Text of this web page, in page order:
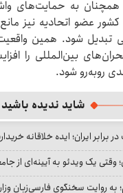
به حمایت‌های
ناظران، اختلافات داخلی میان ۲۷ کشور
تبدیل شود. همین
بین‌المللی را
روبه‌رو شود.
شاید ندیده باشید
ایران؛ ایده خلاقانه
وقتی یک ویدئو به آیینه‌ای از
روایت سخنگوی فارسی‌زبان